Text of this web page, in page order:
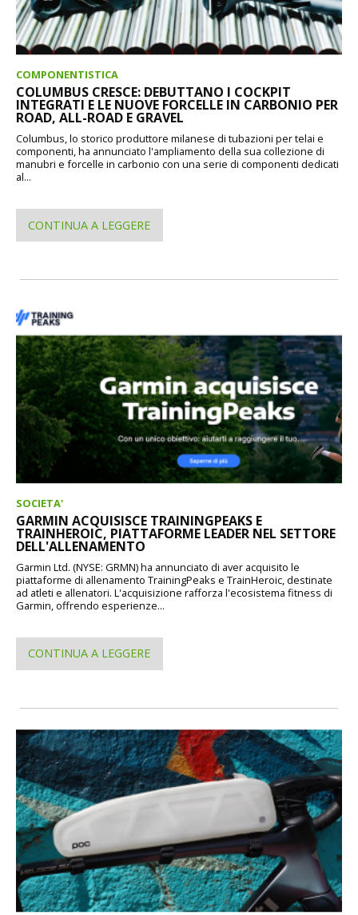
COMPONENTISTICA
COLUMBUS CRESCE: DEBUTTANO I COCKPIT
INTEGRATI E LE NUOVE FORCELLE IN CARBONIO PER
ROAD, ALL-ROAD E GRAVEL
Columbus, lo storico produttore milanese di tubazioni per telai e
componenti, ha annunciato l'ampliamento della sua collezione di
manubri e forcelle in carbonio con una serie di componenti dedicati
al...
CONTINUA A LEGGERE
SOCIETA'
GARMIN ACQUISISCE TRAININGPEAKS E
TRAINHEROIC, PIATTAFORME LEADER NEL SETTORE
DELL'ALLENAMENTO
Garmin Ltd. (NYSE: GRMN) ha annunciato di aver acquisito le
piattaforme di allenamento TrainingPeaks e TrainHeroic, destinate
ad atleti e allenatori. L'acquisizione rafforza l'ecosistema fitness di
Garmin, offrendo esperienze...
CONTINUA A LEGGERE